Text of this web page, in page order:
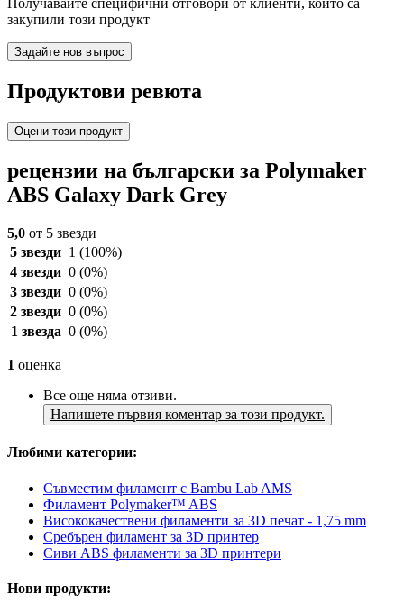
Получавайте специфични отговори от клиенти, които са
закупили този продукт
Задайте нов въпрос
Продуктови ревюта
Оцени този продукт
рецензии на български за Polymaker
ABS Galaxy Dark Grey
5,0 от 5 звезди
5 звезди 1 (100%)
4 звезди 0 (0%)
3 звезди 0 (0%)
2 звезди 0 (0%)
1 звезда 0 (0%)
1 оценка
Все още няма отзиви.
Напишете първия коментар за този продукт.
Любими категории:
Съвместим филамент с Bambu Lab AMS
Филамент Polymaker™ ABS
Висококачествени филаменти за 3D печат - 1,75 mm
Сребърен филамент за 3D принтер
Сиви ABS филаменти за 3D принтери
Нови продукти: